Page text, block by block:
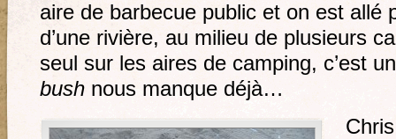
aire de barbecue public et on est allé
d’une rivière, au milieu de plusieurs
seul sur les aires de camping, c’est
bush nous manque déjà…